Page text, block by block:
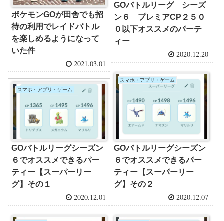
ポケモンGOが田舎でも招
待の利用でレイドバトル
を楽しめるようになって
いた件
2021.03.01
GOバトルリーグ シーズ
ン６ プレミアCP２５０
０以下オススメのパーテ
ィー
2020.12.20
スマホ・アプリ・ゲーム
GOバトルリーグシーズン
６でオススメできるパー
ティー【スーパーリー
グ】その２
2020.12.07
スマホ・アプリ・ゲーム
GOバトルリーグシーズン
６でオススメできるパー
ティー【スーパーリー
グ】その１
2020.12.01